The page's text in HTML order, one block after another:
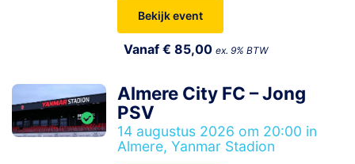
Bekijk event
Vanaf € 85,00ex. 9% BTW
Almere City FC – Jong
PSV
14 augustus 2026 om 20:00 in
Almere, Yanmar Stadion